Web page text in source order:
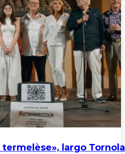
termelèse», largo Tornola